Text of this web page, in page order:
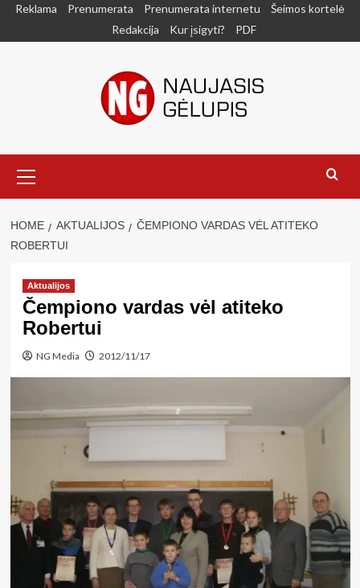
SkipReklama Prenumerata Prenumerata internetu
Šeimos kortelė
Redakcija
Kur įsigyti? PDF
Menu
HOME AKTUALIJOS
ČEMPIONO VARDAS VĖL ATITEKO
ROBERTUI
Aktualijos
Čempiono vardas vėl atiteko
Robertui
NG Media 2012/11/17